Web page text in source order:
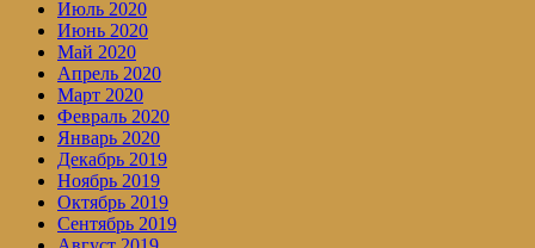
Июль 2020
Июнь 2020
Май 2020
Апрель 2020
Март 2020
Февраль 2020
Январь 2020
Декабрь 2019
Ноябрь 2019
Октябрь 2019
Сентябрь 2019